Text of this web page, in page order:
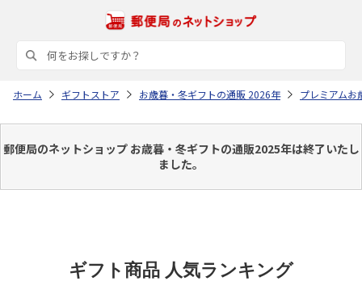
ホーム ギフトストア お歳暮・冬ギフトの通販 2026年 プレミアムお
郵便局のネットショップ お歳暮・冬ギフトの通販2025年は終了いたし
ました。
ギフト商品 人気ランキング